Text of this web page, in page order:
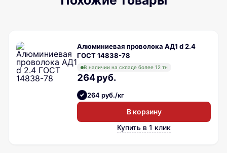
Алюминиевая проволока АД1 d 2.4
ГОСТ 14838-78
В наличии на складе более 12 тн
264 руб.
264 руб./кг
В корзину
Купить в 1 клик